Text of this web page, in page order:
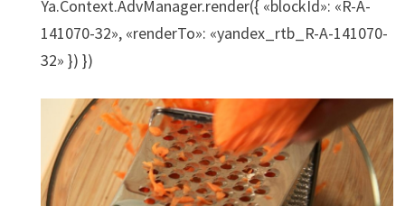
Ya.Context.AdvManager.render({ «blockId»: «R-A-
141070-32», «renderTo»: «yandex_rtb_R-A-141070-
32» }) })